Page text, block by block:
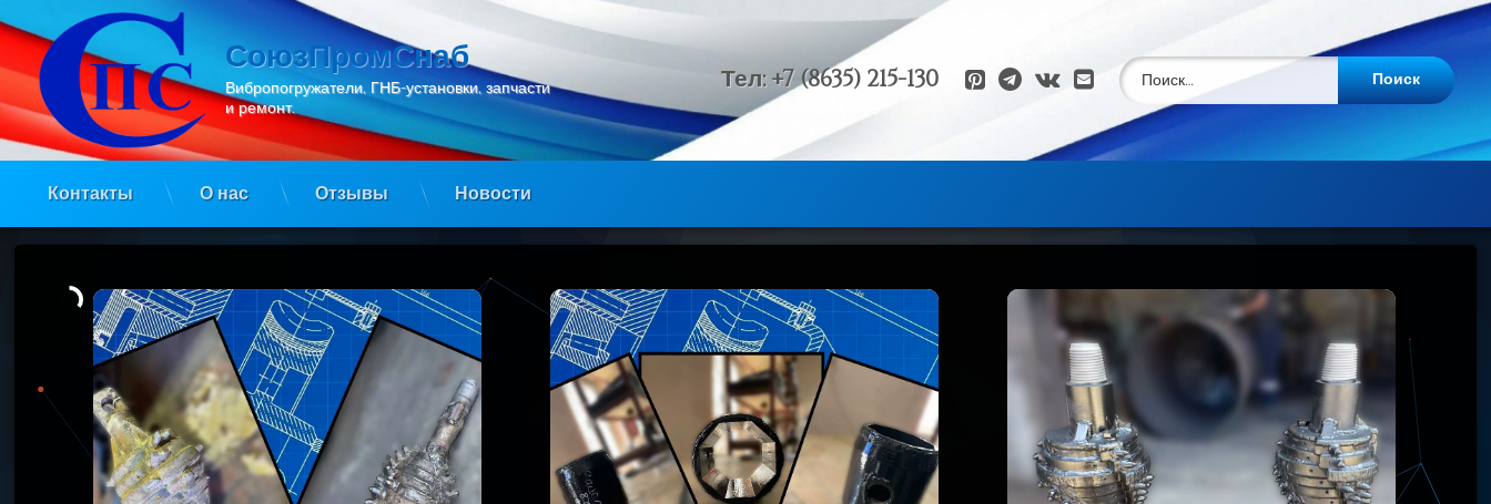
к
содержимому
СоюзПромСнаб
Вибропогружатели, ГНБ-установки, запчасти
и ремонт.
Тел:+7 (8635) 215-130 Pinterest
Telegram
ВКонтакте
E-mail
Найти:
Контакты О нас Отзывы Новости